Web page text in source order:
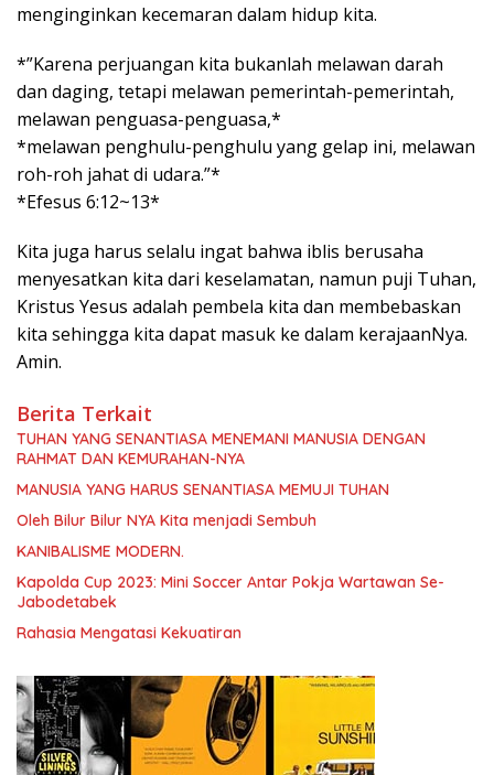
menginginkan kecemaran dalam hidup kita.
*”Karena perjuangan kita bukanlah melawan darah
dan daging, tetapi melawan pemerintah-pemerintah,
melawan penguasa-penguasa,*
*melawan penghulu-penghulu yang gelap ini, melawan
roh-roh jahat di udara.”*
*Efesus 6:12~13*
Kita juga harus selalu ingat bahwa iblis berusaha
menyesatkan kita dari keselamatan, namun puji Tuhan,
Kristus Yesus adalah pembela kita dan membebaskan
kita sehingga kita dapat masuk ke dalam kerajaanNya.
Amin.
Berita Terkait
TUHAN YANG SENANTIASA MENEMANI MANUSIA DENGAN
RAHMAT DAN KEMURAHAN-NYA
MANUSIA YANG HARUS SENANTIASA MEMUJI TUHAN
Oleh Bilur Bilur NYA Kita menjadi Sembuh
KANIBALISME MODERN.
Kapolda Cup 2023: Mini Soccer Antar Pokja Wartawan Se-
Jabodetabek
Rahasia Mengatasi Kekuatiran